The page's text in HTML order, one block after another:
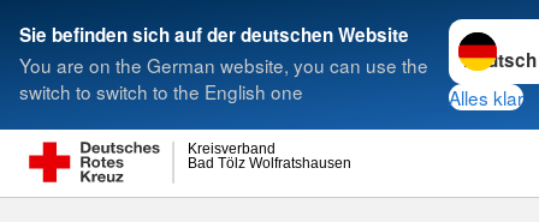
Sie befinden sich auf der deutschen Website
You are on the German website, you can use the
switch to switch to the English one
Sprache
Alles klar
Bad Tölz Wolfratshausen
Kreisverband
Suche